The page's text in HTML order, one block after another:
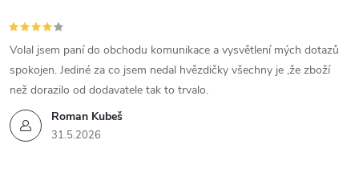
Roman Kubeš
31.5.2026
Volal jsem paní do obchodu komunikace a vysvětlení mých dotazů
spokojen. Jediné za co jsem nedal hvězdičky všechny je ,že zboží
než dorazilo od dodavatele tak to trvalo.